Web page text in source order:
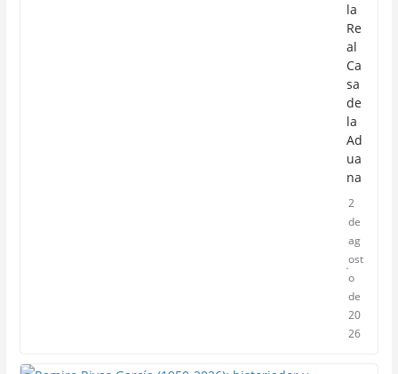
la
Re
al
Ca
sa
de
la
Ad
ua
na
2
de
ag
ost
o
de
20
26